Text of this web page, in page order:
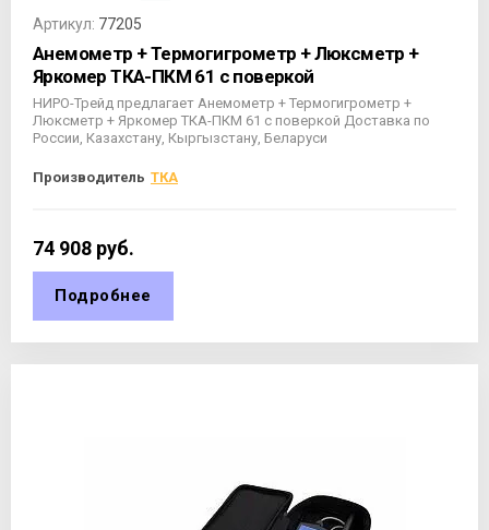
Артикул: 77205
Анемометр + Термогигрометр + Люксметр +
Яркомер ТКА-ПКМ 61 с поверкой
НИРО-Трейд предлагает Анемометр + Термогигрометр +
Люксметр + Яркомер ТКА-ПКМ 61 с поверкой Доставка по
России, Казахстану, Кыргызстану, Беларуси
Производитель ТКА
74 908 руб.
Подробнее